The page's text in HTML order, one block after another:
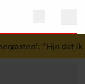
dat ik het licht